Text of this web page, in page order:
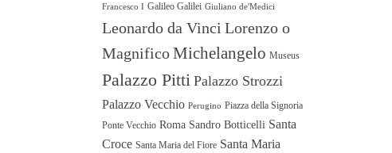
Francesco I Galileo Galilei Giuliano de'Medici
Leonardo da Vinci Lorenzo o
Magnifico Michelangelo Museus
Palazzo Pitti Palazzo Strozzi
Palazzo Vecchio Perugino Piazza della Signoria
Ponte Vecchio Roma Sandro Botticelli Santa
Croce Santa Maria del Fiore Santa Maria